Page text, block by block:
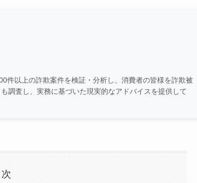
件以上の詐欺案件を検証・分析し、消費者の皆様を詐欺被
調査し、実務に基づいた現実的なアドバイスを提供して